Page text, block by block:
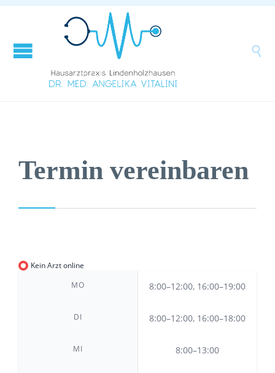

Termin vereinbaren
Kein Arzt online
MO
8:00–12:00, 16:00–19:00
DI 8:00–12:00, 16:00–18:00
MI 8:00–13:00